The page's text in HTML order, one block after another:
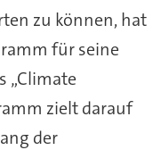
zu können, hat
für seine
„Climate
zielt darauf
der